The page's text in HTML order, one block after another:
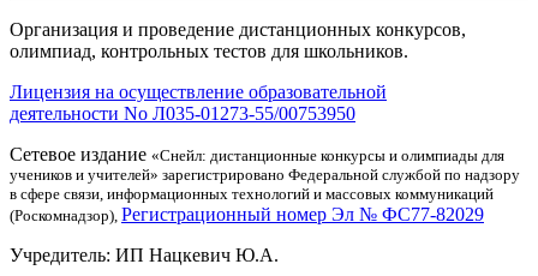
Организация и проведение дистанционных конкурсов,
олимпиад, контрольных тестов для школьников.
Лицензия на осуществление образовательной
деятельности No Л035-01273-55/00753950
Сетевое издание «Снейл: дистанционные конкурсы и олимпиады для
учеников и учителей» зарегистрировано Федеральной службой по надзору
в сфере связи, информационных технологий и массовых коммуникаций
(Роскомнадзор), Регистрационный номер Эл № ФС77-82029
Учредитель: ИП Нацкевич Ю.А.